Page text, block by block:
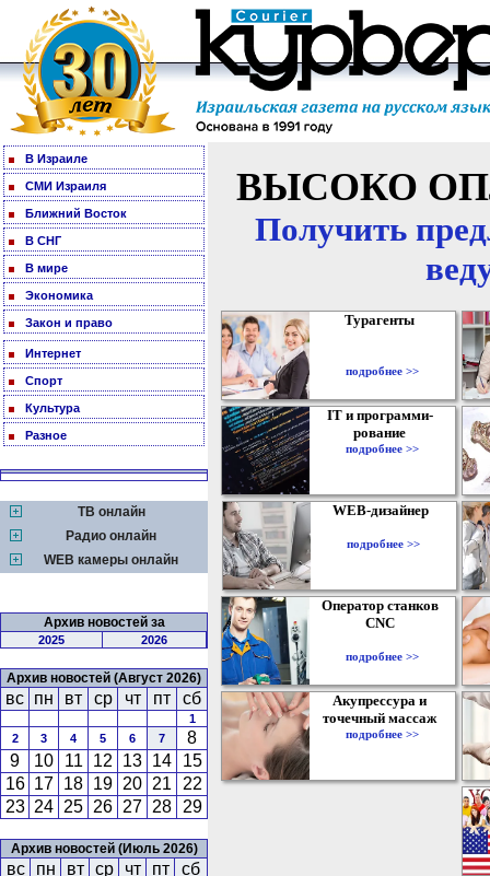
В Израиле
СМИ Израиля
Ближний Восток
В СНГ
В мире
Экономика
Закон и право
Интернет
Спорт
Культура
Разное
ТВ онлайн
Радио онлайн
WEB камеры онлайн
Архив новостей за
2025 2026
Архив новостей (Август 2026)
вс пн вт ср чт пт сб
1
2
3 4 5 6 7
8
9
10 11 12 13 14
15
16 17 18 19 20 21
22
23 24 25 26 27 28 29
Архив новостей (Июль 2026)
вс пн вт ср чт пт сб
ВЫСОКО
Получить
Турагенты
подробнее >>
IT и программи-
рование
подробнее >>
WEB-дизайнер
подробнее >>
Оператор станков
CNC
подробнее >>
Акупрессура и
точечный массаж
подробнее >>